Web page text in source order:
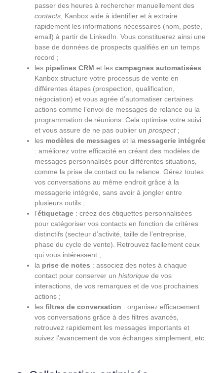
passer des heures à rechercher manuellement des
contacts , Kanbox aide à identifier et à extraire
rapidement les informations nécessaires (nom, poste,
email) à partir de LinkedIn. Vous constituerez ainsi une
base de données de prospects qualifiés en un temps
record ;
les pipelines CRM et les campagnes automatisées :
Kanbox structure votre processus de vente en
différentes étapes (prospection, qualification,
négociation) et vous agrée d’automatiser certaines
actions comme l’envoi de messages de relance ou la
programmation de réunions. Cela optimise votre suivi
et vous assure de ne pas oublier un prospect ;
les modèles de messages et la messagerie intégrée
: améliorez votre efficacité en créant des modèles de
messages personnalisés pour différentes situations,
comme la prise de contact ou la relance. Gérez toutes
vos conversations au même endroit grâce à la
messagerie intégrée, sans avoir à jongler entre
plusieurs outils ;
l’étiquetage : créez des étiquettes personnalisées
pour catégoriser vos contacts en fonction de critères
distinctifs (secteur d’activité, taille de l’entreprise,
phase du cycle de vente). Retrouvez facilement ceux
qui vous intéressent ;
la prise de notes : associez des notes à chaque
contact pour conserver un historique de vos
interactions, de vos remarques et de vos prochaines
actions ;
les filtres de conversation : organisez efficacement
vos conversations grâce à des filtres avancés,
retrouvez rapidement les messages importants et
suivez l’avancement de vos échanges simplement, etc.